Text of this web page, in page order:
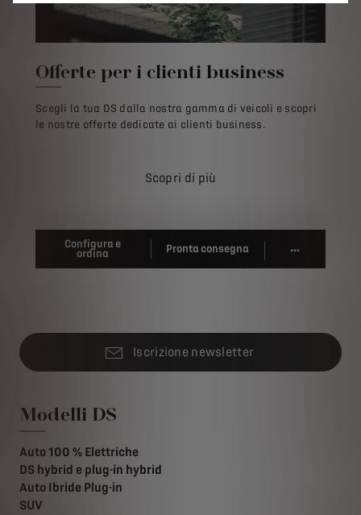
Offerte per i clienti business
Scegli la tua DS dalla nostra gamma di veicoli e scopri
le nostre offerte dedicate ai clienti business.
Scopri di più
Configura e
ordina
Pronta consegna ...
Iscrizione newsletter
Modelli DS
Auto 100 % Elettriche
DS hybrid e plug-in hybrid
Auto Ibride Plug-in
SUV